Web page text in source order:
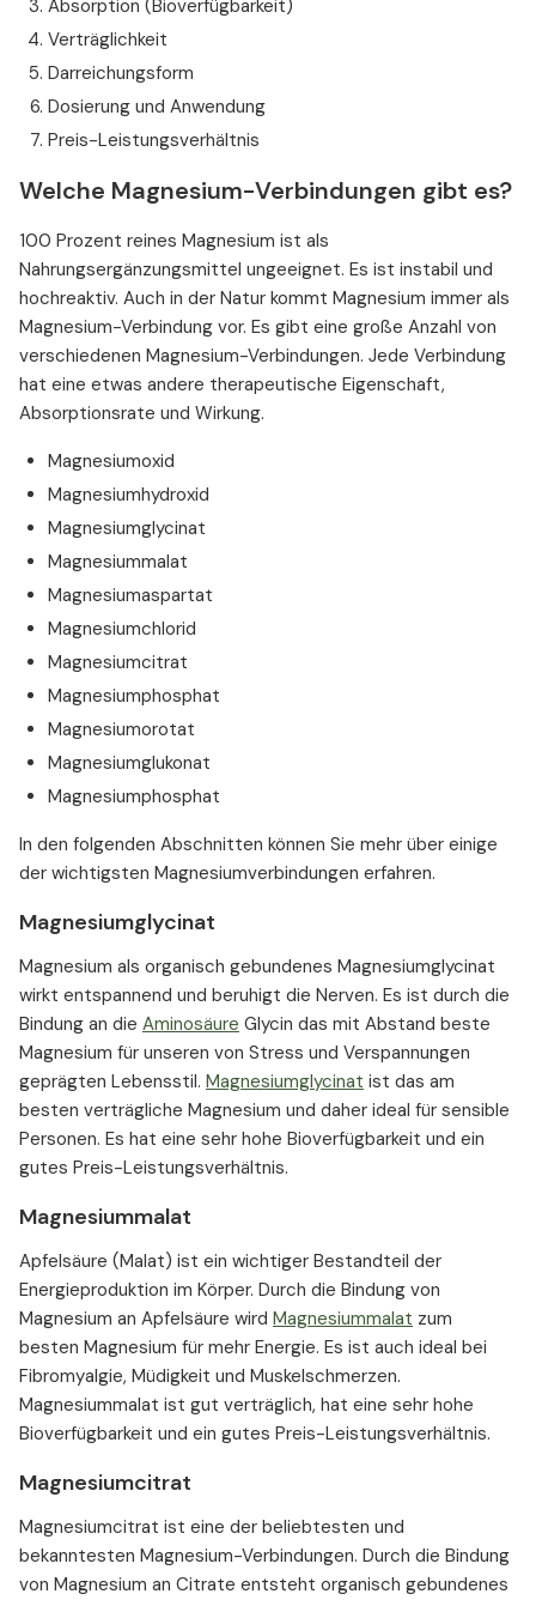
Absorption (Bioverfügbarkeit)
Verträglichkeit
Darreichungsform
Dosierung und Anwendung
Preis-Leistungsverhältnis
Welche Magnesium-Verbindungen gibt es?
100 Prozent reines Magnesium ist als
Nahrungsergänzungsmittel ungeeignet. Es ist instabil und
hochreaktiv. Auch in der Natur kommt Magnesium immer als
Magnesium-Verbindung vor. Es gibt eine große Anzahl von
verschiedenen Magnesium-Verbindungen. Jede Verbindung
hat eine etwas andere therapeutische Eigenschaft,
Absorptionsrate und Wirkung.
Magnesiumoxid
Magnesiumhydroxid
Magnesiumglycinat
Magnesiummalat
Magnesiumaspartat
Magnesiumchlorid
Magnesiumcitrat
Magnesiumphosphat
Magnesiumorotat
Magnesiumglukonat
Magnesiumphosphat
In den folgenden Abschnitten können Sie mehr über einige
der wichtigsten Magnesiumverbindungen erfahren.
Magnesiumglycinat
Magnesium als organisch gebundenes Magnesiumglycinat
wirkt entspannend und beruhigt die Nerven. Es ist durch die
Bindung an die Aminosäure Glycin das mit Abstand beste
Magnesium für unseren von Stress und Verspannungen
geprägten Lebensstil. Magnesiumglycinat ist das am
besten verträgliche Magnesium und daher ideal für sensible
Personen. Es hat eine sehr hohe Bioverfügbarkeit und ein
gutes Preis-Leistungsverhältnis.
Magnesiummalat
Apfelsäure (Malat) ist ein wichtiger Bestandteil der
Energieproduktion im Körper. Durch die Bindung von
Magnesium an Apfelsäure wird Magnesiummalat zum
besten Magnesium für mehr Energie. Es ist auch ideal bei
Fibromyalgie, Müdigkeit und Muskelschmerzen.
Magnesiummalat ist gut verträglich, hat eine sehr hohe
Bioverfügbarkeit und ein gutes Preis-Leistungsverhältnis.
Magnesiumcitrat
Magnesiumcitrat ist eine der beliebtesten und
bekanntesten Magnesium-Verbindungen. Durch die Bindung
von Magnesium an Citrate entsteht organisch gebundenes